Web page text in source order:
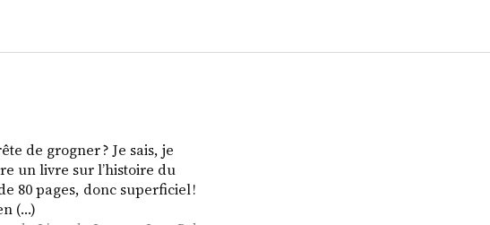
de grogner ? Je sais, je
un livre sur l’histoire du
80 pages, donc superficiel !
(…)